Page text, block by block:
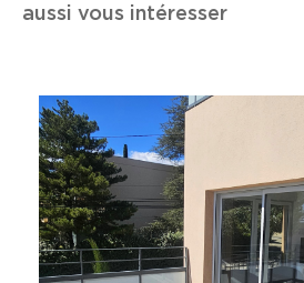
aussi vous intéresser